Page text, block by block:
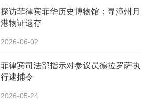
探访菲律宾菲华历史博物馆：寻漳州月
港物证遗存
2026-06-02
菲律宾司法部指示对参议员德拉罗萨执
行逮捕令
2026-05-24